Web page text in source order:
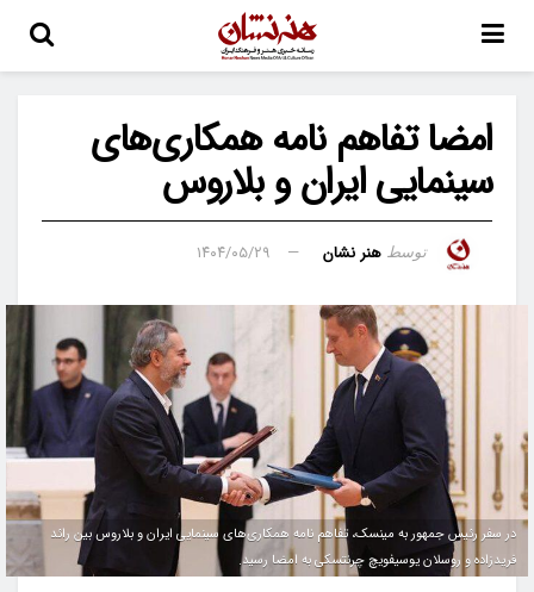
امضا تفاهم نامه همکاری‌های
سینمایی ایران و بلاروس
توسط هنر نشان ۱۴۰۴/۰۵/۲۹
در سفر رئیس جمهور به مینسک، تفاهم نامه همکاری‌های سینمایی ایران و بلاروس بین رائد
فریدزاده و روسلان یوسیفویچ چرنتسکی به امضا رسید.